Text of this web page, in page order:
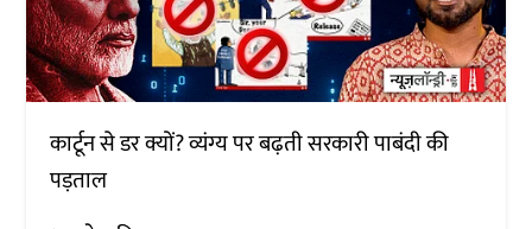
कार्टून से डर क्यों? व्यंग्य पर बढ़ती सरकारी पाबंदी की
पड़ताल